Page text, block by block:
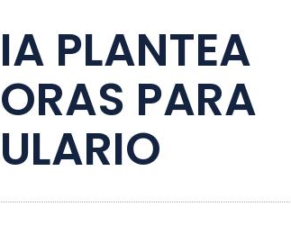
PLANTEA
PARA